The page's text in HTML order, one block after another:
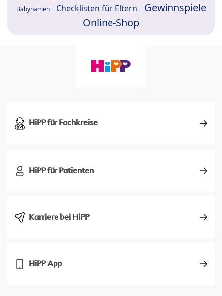
Babynamen Checklisten für Eltern
Gewinnspiele
Online-Shop
HiPP für Fachkreise
HiPP für Patienten
Karriere bei HiPP
HiPP App